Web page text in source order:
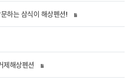
하는 삼식이 해상펜션!
제해상펜션